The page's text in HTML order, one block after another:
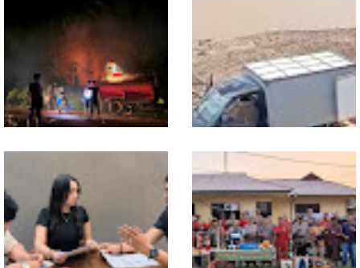
13 Jam Berjuang, Polsek
Toba dan Warga Berhasil
Jinakkan Karhutla 7 Hektare
di Desa Bagan Asam
Mobil Box Terjun ke Jurang
Depan KC, Diduga Rem
Blong